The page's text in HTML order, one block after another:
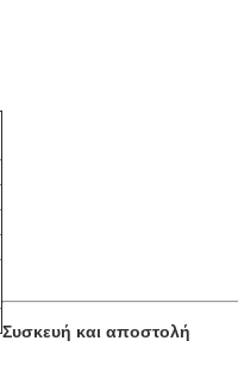
Συσκευή και αποστολή